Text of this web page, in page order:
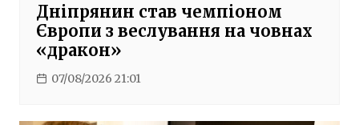
Дніпрянин став чемпіоном
Європи з веслування на човнах
«дракон»
07/08/2026 21:01